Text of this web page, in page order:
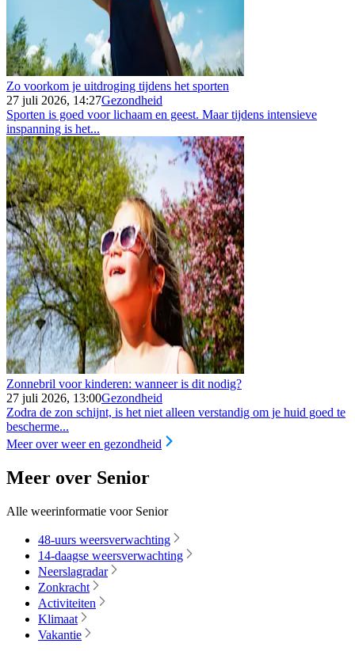
Zo voorkom je uitdroging tijdens het sporten
27 juli 2026, 14:27Gezondheid
Sporten is goed voor lichaam en geest. Maar tijdens intensieve
inspanning is het...
Zonnebril voor kinderen: wanneer is dit nodig?
27 juli 2026, 13:00Gezondheid
Zodra de zon schijnt, is het niet alleen verstandig om je huid goed te
bescherme...
Meer over weer en gezondheid
Meer over Senior
Alle weerinformatie voor Senior
48-uurs weersverwachting
14-daagse weersverwachting
Neerslagradar
Zonkracht
Activiteiten
Klimaat
Vakantie